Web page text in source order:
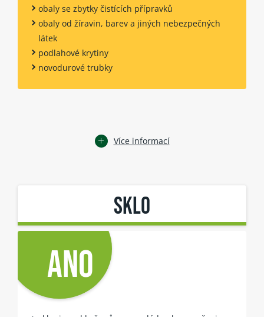
obaly se zbytky čistících přípravků
obaly od žíravin, barev a jiných nebezpečných
látek
podlahové krytiny
novodurové trubky
Více informací
SKLO
ANO